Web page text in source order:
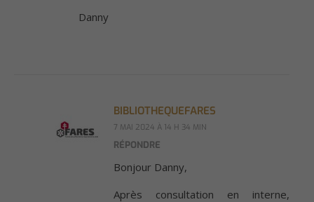
Danny
BIBLIOTHEQUEFARES
7 MAI 2024 À 14 H 34 MIN
RÉPONDRE
Bonjour Danny,
Après consultation en interne,